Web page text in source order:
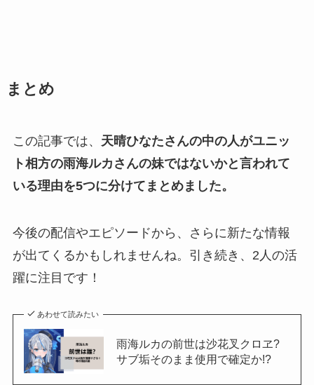
まとめ
この記事では、 天晴ひなたさんの中の人がユニッ
ト相方の雨海ルカさんの妹ではないかと言われて
いる理由を5つに分けてまとめました。
今後の配信やエピソードから、さらに新たな情報
が出てくるかもしれませんね。引き続き、2人の活
躍に注目です！
あわせて読みたい
雨海ルカの前世は沙花叉クロヱ?
サブ垢そのまま使用で確定か!?